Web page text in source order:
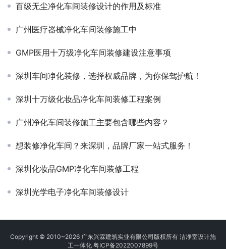
百级无尘净化车间装修设计的作用及标准
广州医疗器械净化车间装修施工中
GMP医用十万级净化车间装修建设注意事项
深圳车间净化装修，选择权威品牌，为你保驾护航！
深圳十万级化妆品净化车间装修工程案例
广州净化车间装修施工主要包含哪些内容？
想装修净化车间？来深圳，品牌厂家一站式服务！
深圳化妆品GMP净化车间装修工程
深圳光学电子净化车间装修设计
Copyright © 2010~2026 广东兴霖建筑实业有限公司版权所有 洁净室设计施
工一体化 粤ICP备2022007899号